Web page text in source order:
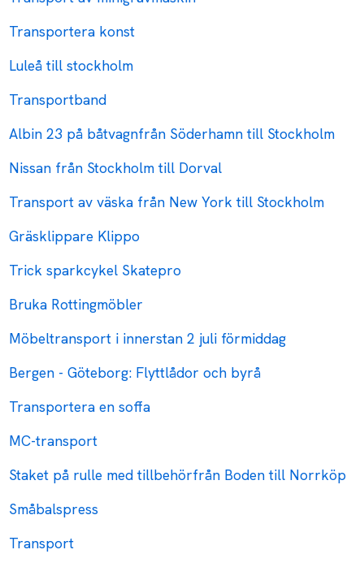
Transportera konst
Luleå till stockholm
Transportband
Albin 23 på båtvagnfrån Söderhamn till Stockholm
Nissan från Stockholm till Dorval
Transport av väska från New York till Stockholm
Gräsklippare Klippo
Trick sparkcykel Skatepro
Bruka Rottingmöbler
Möbeltransport i innerstan 2 juli förmiddag
Bergen - Göteborg: Flyttlådor och byrå
Transportera en soffa
MC-transport
Staket på rulle med tillbehörfrån Boden till Norrköp
Småbalspress
Transport